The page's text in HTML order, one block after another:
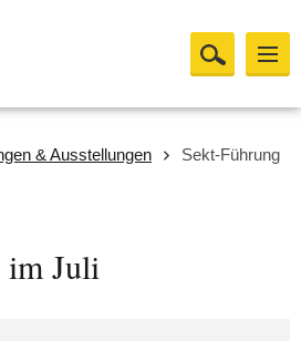
& Ausstellungen
Sekt-Führung
im Juli